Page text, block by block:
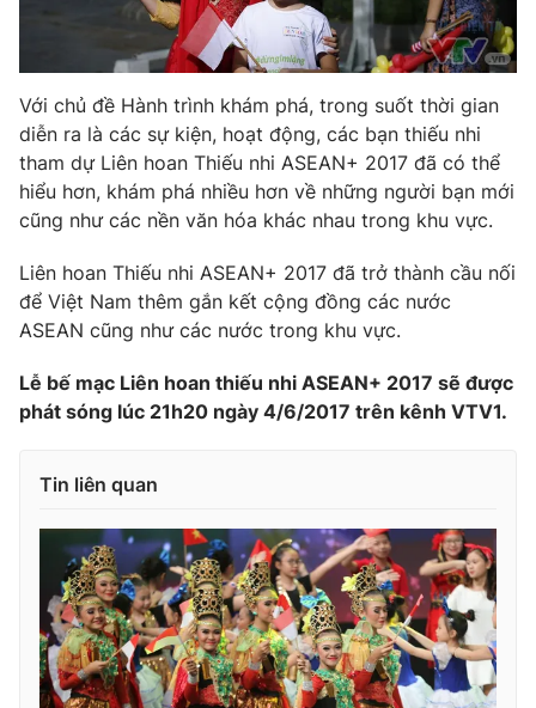
Với chủ đề Hành trình khám phá, trong suốt thời gian
diễn ra là các sự kiện, hoạt động, các bạn thiếu nhi
tham dự Liên hoan Thiếu nhi ASEAN+ 2017 đã có thể
hiểu hơn, khám phá nhiều hơn về những người bạn mới
cũng như các nền văn hóa khác nhau trong khu vực.
Liên hoan Thiếu nhi ASEAN+ 2017 đã trở thành cầu nối
để Việt Nam thêm gắn kết cộng đồng các nước
ASEAN cũng như các nước trong khu vực.
Lễ bế mạc Liên hoan thiếu nhi ASEAN+ 2017 sẽ được
phát sóng lúc 21h20 ngày 4/6/2017 trên kênh VTV1.
Tin liên quan